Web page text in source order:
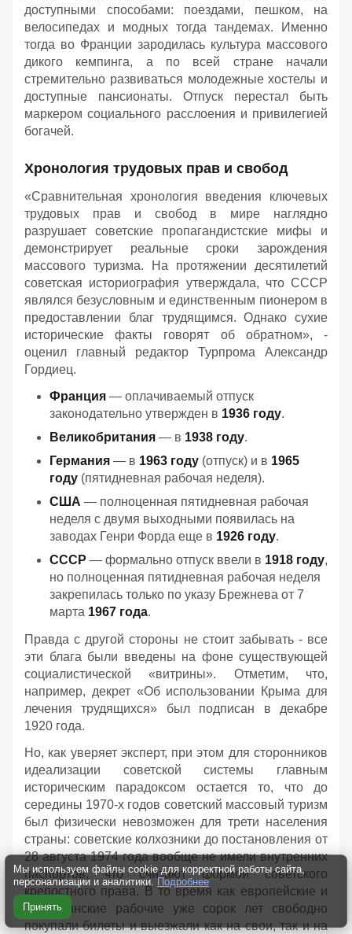
доступными способами: поездами, пешком, на
велосипедах и модных тогда тандемах. Именно
тогда во Франции зародилась культура массового
дикого кемпинга, а по всей стране начали
стремительно развиваться молодежные хостелы и
доступные пансионаты. Отпуск перестал быть
маркером социального расслоения и привилегией
богачей.
Хронология трудовых прав и свобод
«Сравнительная хронология введения ключевых
трудовых прав и свобод в мире наглядно
разрушает советские пропагандистские мифы и
демонстрирует реальные сроки зарождения
массового туризма. На протяжении десятилетий
советская историография утверждала, что СССР
являлся безусловным и единственным пионером в
предоставлении благ трудящимся. Однако сухие
исторические факты говорят об обратном», -
оценил главный редактор Турпрома Александр
Гордиец.
Франция — оплачиваемый отпуск
законодательно утвержден в 1936 году.
Великобритания — в 1938 году.
Германия — в 1963 году (отпуск) и в 1965
году (пятидневная рабочая неделя).
США — полноценная пятидневная рабочая
неделя с двумя выходными появилась на
заводах Генри Форда еще в 1926 году.
СССР — формально отпуск ввели в 1918 году,
но полноценная пятидневная рабочая неделя
закрепилась только по указу Брежнева от 7
марта 1967 года.
Правда с другой стороны не стоит забывать - все
эти блага были введены на фоне существующей
социалистической «витрины». Отметим, что,
например, декрет «Об использовании Крыма для
лечения трудящихся» был подписан в декабре
1920 года.
Но, как уверяет эксперт, при этом для сторонников
идеализации советской системы главным
историческим парадоксом остается то, что до
середины 1970-х годов советский массовый туризм
был физически невозможен для трети населения
страны: советские колхозники до постановления от
28 августа 1974 года вообще не имели внутренних
паспортов, что считают формой советского
крепостного права. В то время как европейские и
американские рабочие уже сорок лет свободно
покупали билеты и выезжали как на свои, так и на
Мы используем файлы cookie для корректной работы сайта,
персонализации и аналитики. Подробнее
Принять